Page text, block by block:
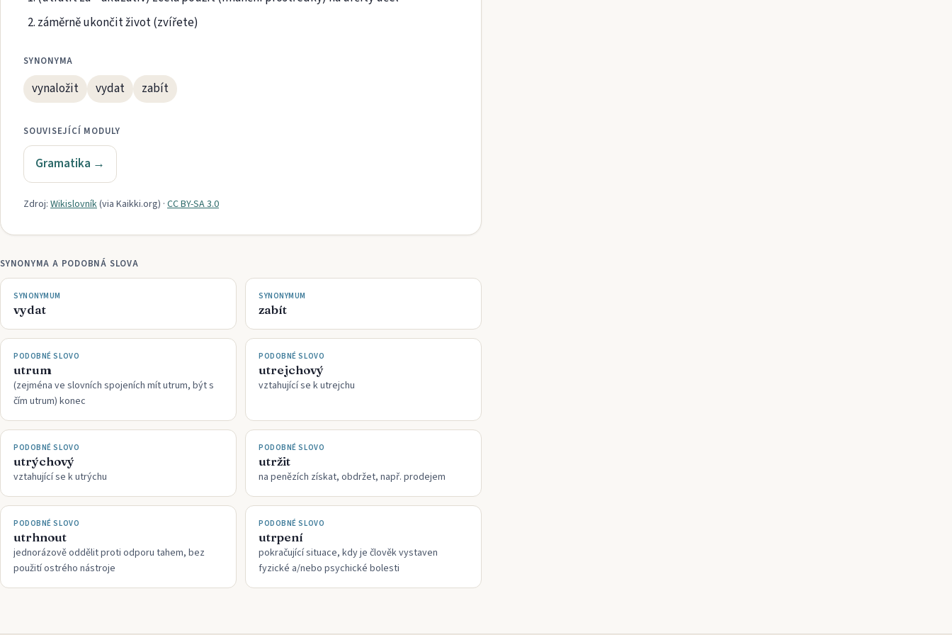
záměrně ukončit život (zvířete)
SYNONYMA
vynaložit vydat zabít
SOUVISEJÍCÍ MODULY
Gramatika →
Zdroj: Wikislovník(via Kaikki.org) · CC BY-SA 3.0
SYNONYMA A PODOBNÁ SLOVA
SYNONYMUM
vydat
SYNONYMUM
zabít
PODOBNÉ SLOVO
utrum
(zejména ve slovních spojeních mít utrum, být s
čím utrum) konec
PODOBNÉ SLOVO
utrejchový
vztahující se k utrejchu
PODOBNÉ SLOVO
utrýchový
vztahující se k utrýchu
PODOBNÉ SLOVO
utržit
na penězích získat, obdržet, např. prodejem
PODOBNÉ SLOVO
utrhnout
jednorázově oddělit proti odporu tahem, bez
použití ostrého nástroje
PODOBNÉ SLOVO
utrpení
pokračující situace, kdy je člověk vystaven
fyzické a/nebo psychické bolesti